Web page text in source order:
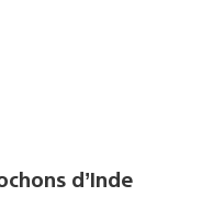
d’Inde